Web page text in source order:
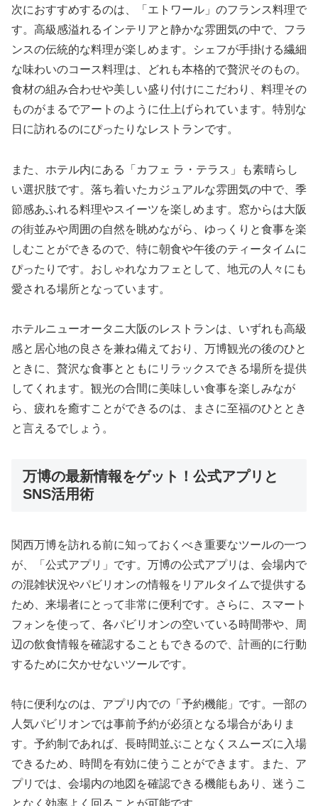
次におすすめするのは、「エトワール」のフランス料理で
す。高級感溢れるインテリアと静かな雰囲気の中で、フラ
ンスの伝統的な料理が楽しめます。シェフが手掛ける繊細
な味わいのコース料理は、どれも本格的で贅沢そのもの。
食材の組み合わせや美しい盛り付けにこだわり、料理その
ものがまるでアートのように仕上げられています。特別な
日に訪れるのにぴったりなレストランです。
また、ホテル内にある「カフェ ラ・テラス」も素晴らし
い選択肢です。落ち着いたカジュアルな雰囲気の中で、季
節感あふれる料理やスイーツを楽しめます。窓からは大阪
の街並みや周囲の自然を眺めながら、ゆっくりと食事を楽
しむことができるので、特に朝食や午後のティータイムに
ぴったりです。おしゃれなカフェとして、地元の人々にも
愛される場所となっています。
ホテルニューオータニ大阪のレストランは、いずれも高級
感と居心地の良さを兼ね備えており、万博観光の後のひと
ときに、贅沢な食事とともにリラックスできる場所を提供
してくれます。観光の合間に美味しい食事を楽しみなが
ら、疲れを癒すことができるのは、まさに至福のひととき
と言えるでしょう。
万博の最新情報をゲット！公式アプリと
SNS活用術
関西万博を訪れる前に知っておくべき重要なツールの一つ
が、「公式アプリ」です。万博の公式アプリは、会場内で
の混雑状況やパビリオンの情報をリアルタイムで提供する
ため、来場者にとって非常に便利です。さらに、スマート
フォンを使って、各パビリオンの空いている時間帯や、周
辺の飲食情報を確認することもできるので、計画的に行動
するために欠かせないツールです。
特に便利なのは、アプリ内での「予約機能」です。一部の
人気パビリオンでは事前予約が必須となる場合がありま
す。予約制であれば、長時間並ぶことなくスムーズに入場
できるため、時間を有効に使うことができます。また、ア
プリでは、会場内の地図を確認できる機能もあり、迷うこ